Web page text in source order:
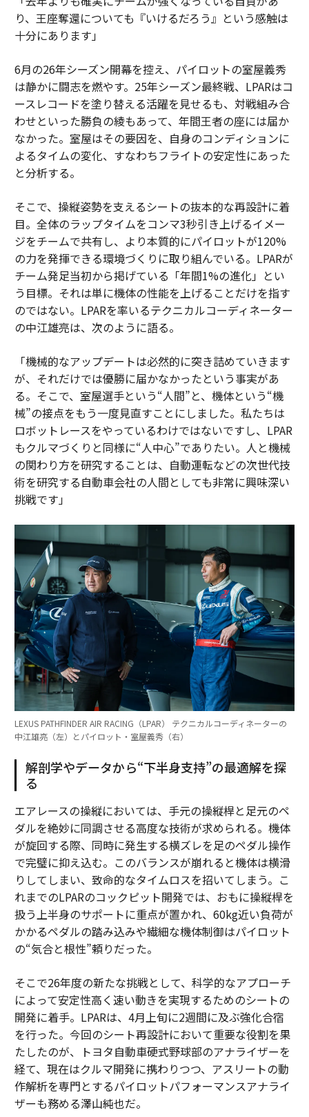
り、王座奪還についても『いけるだろう』という感触は
十分にあります」
6月の26年シーズン開幕を控え、パイロットの室屋義秀
は静かに闘志を燃やす。25年シーズン最終戦、LPARはコ
ースレコードを塗り替える活躍を見せるも、対戦組み合
わせといった勝負の綾もあって、年間王者の座には届か
なかった。室屋はその要因を、自身のコンディションに
よるタイムの変化、すなわちフライトの安定性にあった
と分析する。
そこで、操縦姿勢を支えるシートの抜本的な再設計に着
目。全体のラップタイムをコンマ3秒引き上げるイメー
ジをチームで共有し、より本質的にパイロットが120%
の力を発揮できる環境づくりに取り組んでいる。LPARが
チーム発足当初から掲げている「年間1%の進化」とい
う目標。それは単に機体の性能を上げることだけを指す
のではない。LPARを率いるテクニカルコーディネーター
の中江雄亮は、次のように語る。
「機械的なアップデートは必然的に突き詰めていきます
が、それだけでは優勝に届かなかったという事実があ
る。そこで、室屋選手という“人間”と、機体という“機
械”の接点をもう一度見直すことにしました。私たちは
ロボットレースをやっているわけではないですし、LPAR
もクルマづくりと同様に“人中心”でありたい。人と機械
の関わり方を研究することは、自動運転などの次世代技
術を研究する自動車会社の人間としても非常に興味深い
挑戦です」
LEXUS PATHFINDER AIR RACING（LPAR） テクニカルコーディネーターの
中江雄亮（左）とパイロット・室屋義秀（右）
解剖学やデータから“下半身支持”の最適解を探
る
エアレースの操縦においては、手元の操縦桿と足元のペ
ダルを絶妙に同調させる高度な技術が求められる。機体
が旋回する際、同時に発生する横ズレを足のペダル操作
で完璧に抑え込む。このバランスが崩れると機体は横滑
りしてしまい、致命的なタイムロスを招いてしまう。こ
れまでのLPARのコックピット開発では、おもに操縦桿を
扱う上半身のサポートに重点が置かれ、60kg近い負荷が
かかるペダルの踏み込みや繊細な機体制御はパイロット
の“気合と根性”頼りだった。
そこで26年度の新たな挑戦として、科学的なアプローチ
によって安定性高く速い動きを実現するためのシートの
開発に着手。LPARは、4月上旬に2週間に及ぶ強化合宿
を行った。今回のシート再設計において重要な役割を果
たしたのが、トヨタ自動車硬式野球部のアナライザーを
経て、現在はクルマ開発に携わりつつ、アスリートの動
作解析を専門とするパイロットパフォーマンスアナライ
ザーも務める澤山純也だ。